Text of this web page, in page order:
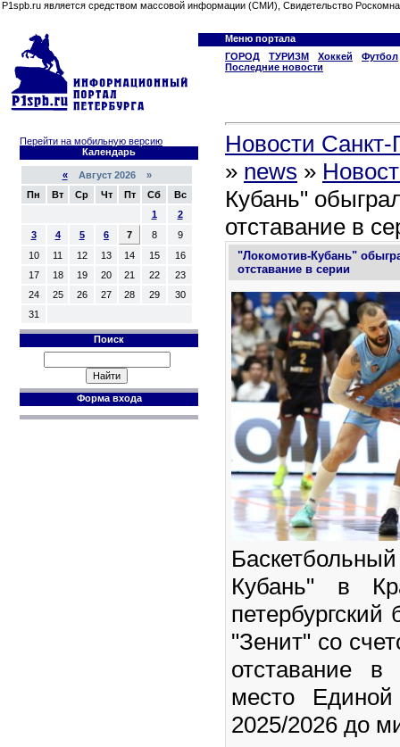
P1spb.ru является средством массовой информации (СМИ), Свидетельство
Меню портала
ГОРОД
ТУРИЗМ Хоккей
Футбол
Последние новости
Перейти на мобильную версию
Календарь
«Август 2026 »
Пн
Вт Ср Чт Пт Сб
Вс
1
2
3
4 5 6 7 8
9
10
11 12 13 14 15
16
17
18 19 20 21 22
23
24
25 26 27 28 29
30
31
Поиск
Форма входа
Новости Санкт-
» news »
Кубань"
отставание в
"Локомотив-Кубань"
отставание в серии
Кубань" в
петербургский
"Зенит" со
отставание
место
2025/2026 до